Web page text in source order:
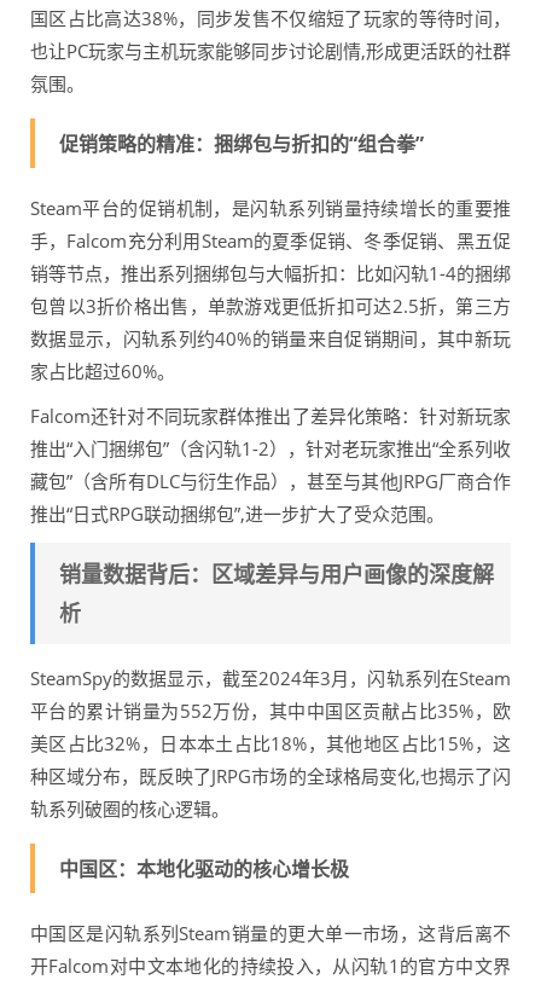
国区占比高达38%，同步发售不仅缩短了玩家的等待时间，
也让PC玩家与主机玩家能够同步讨论剧情,形成更活跃的社群
氛围。
促销策略的精准：捆绑包与折扣的“组合拳”
Steam平台的促销机制，是闪轨系列销量持续增长的重要推
手，Falcom充分利用Steam的夏季促销、冬季促销、黑五促
销等节点，推出系列捆绑包与大幅折扣：比如闪轨1-4的捆绑
包曾以3折价格出售，单款游戏更低折扣可达2.5折，第三方
数据显示，闪轨系列约40%的销量来自促销期间，其中新玩
家占比超过60%。
Falcom还针对不同玩家群体推出了差异化策略：针对新玩家
推出“入门捆绑包”（含闪轨1-2），针对老玩家推出“全系列收
藏包”（含所有DLC与衍生作品），甚至与其他JRPG厂商合作
推出“日式RPG联动捆绑包”,进一步扩大了受众范围。
销量数据背后：区域差异与用户画像的深度解
析
SteamSpy的数据显示，截至2024年3月，闪轨系列在Steam
平台的累计销量为552万份，其中中国区贡献占比35%，欧
美区占比32%，日本本土占比18%，其他地区占比15%，这
种区域分布，既反映了JRPG市场的全球格局变化,也揭示了闪
轨系列破圈的核心逻辑。
中国区：本地化驱动的核心增长极
中国区是闪轨系列Steam销量的更大单一市场，这背后离不
开Falcom对中文本地化的持续投入，从闪轨1的官方中文界